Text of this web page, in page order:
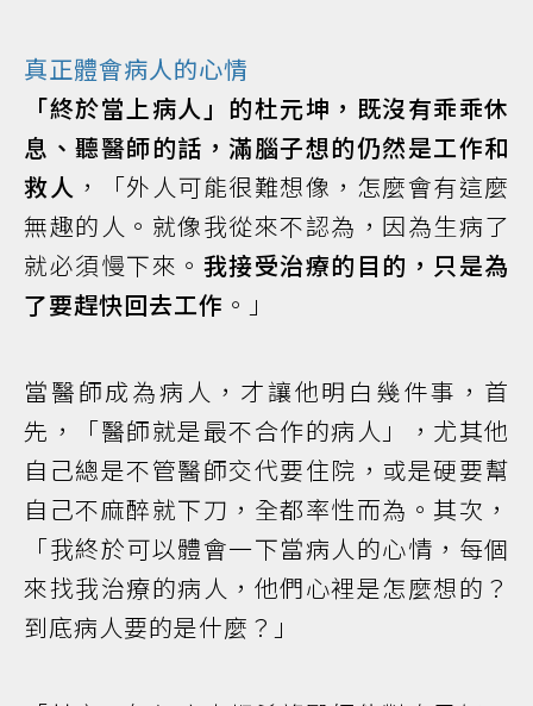
真正體會病人的心情
「終於當上病人」的杜元坤，既沒有乖乖休
息、聽醫師的話，滿腦子想的仍然是工作和
救人 ，「外人可能很難想像，怎麼會有這麼
無趣的人。就像我從來不認為，因為生病了
就必須慢下來。 我接受治療的目的，只是為
了要趕快回去工作 。」
當醫師成為病人，才讓他明白幾件事，首
先，「醫師就是最不合作的病人」，尤其他
自己總是不管醫師交代要住院，或是硬要幫
自己不麻醉就下刀，全都率性而為。其次，
「我終於可以體會一下當病人的心情，每個
來找我治療的病人，他們心裡是怎麼想的？
到底病人要的是什麼？」